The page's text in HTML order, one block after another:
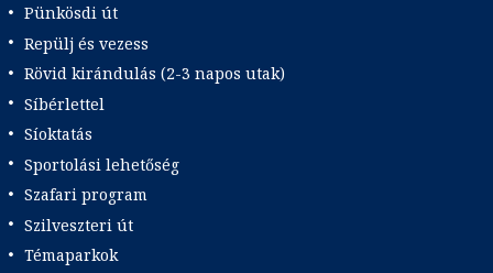
Pünkösdi út
Repülj és vezess
Rövid kirándulás (2-3 napos utak)
Síbérlettel
Síoktatás
Sportolási lehetőség
Szafari program
Szilveszteri út
Témaparkok